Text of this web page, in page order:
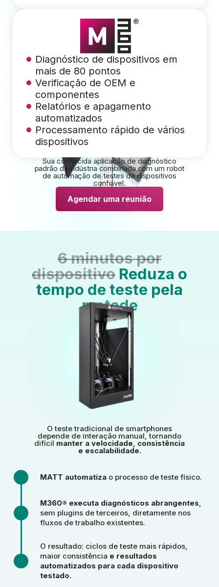
Diagnóstico de dispositivos em
mais de 80 pontos
Verificação de OEM e
componentes
Relatórios e apagamento
automatizados
Processamento rápido de vários
dispositivos
Sua conhecida aplicação de diagnóstico
padrão da indústria combinada com um robot
de automação de testes de dispositivos
confiável.
Agendar uma reunião
6 minutos por
dispositivo Reduza o
tempo de teste pela
metade
O teste tradicional de smartphones
depende de interação manual, tornando
difícil manter a velocidade, consistência
e escalabilidade.
MATT automatiza o processo de teste físico.
M360® executa diagnósticos abrangentes,
sem plugins de terceiros, diretamente nos
fluxos de trabalho existentes.
O resultado: ciclos de teste mais rápidos,
maior consistência e resultados
automatizados para cada dispositivo
testado.